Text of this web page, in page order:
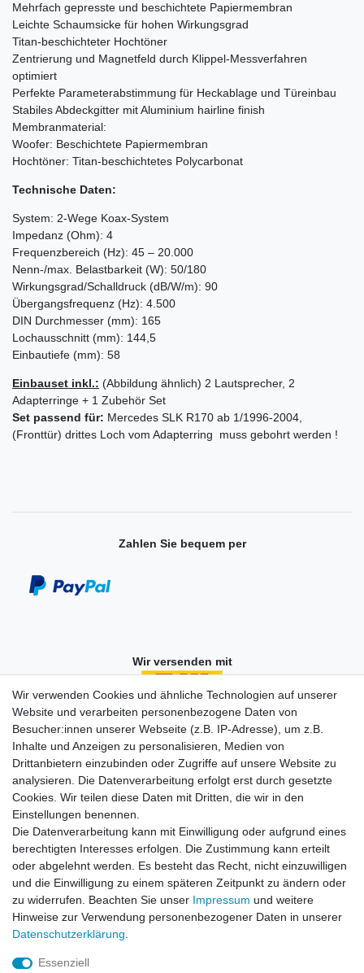
Mehrfach gepresste und beschichtete Papiermembran
Leichte Schaumsicke für hohen Wirkungsgrad
Titan-beschichteter Hochtöner
Zentrierung und Magnetfeld durch Klippel-Messverfahren
optimiert
Perfekte Parameterabstimmung für Heckablage und Türeinbau
Stabiles Abdeckgitter mit Aluminium hairline finish
Membranmaterial:
Woofer: Beschichtete Papiermembran
Hochtöner: Titan-beschichtetes Polycarbonat
Technische Daten:
System: 2-Wege Koax-System
Impedanz (Ohm): 4
Frequenzbereich (Hz): 45 – 20.000
Nenn-/max. Belastbarkeit (W): 50/180
Wirkungsgrad/Schalldruck (dB/W/m): 90
Übergangsfrequenz (Hz): 4.500
DIN Durchmesser (mm): 165
Lochausschnitt (mm): 144,5
Einbautiefe (mm): 58
Einbauset inkl.: (Abbildung ähnlich) 2 Lautsprecher, 2
Adapterringe + 1 Zubehör Set
Set passend für: Mercedes SLK R170 ab 1/1996-2004,
(Fronttür) drittes Loch vom Adapterring muss gebohrt werden !
Zahlen Sie bequem per
Wir versenden mit
Einkaufen
Zahlungsarten
Versandarten & -kosten
Widerrufsrecht
Warenkorb
Zur Kasse
Vertrag widerrufen
Mein Konto
Registrieren
Wir verwenden Cookies und ähnliche Technologien auf unserer
Website und verarbeiten personenbezogene Daten von
Besucher:innen unserer Webseite (z.B. IP-Adresse), um z.B.
Inhalte und Anzeigen zu personalisieren, Medien von
Drittanbietern einzubinden oder Zugriffe auf unsere Website zu
analysieren. Die Datenverarbeitung erfolgt erst durch gesetzte
Cookies. Wir teilen diese Daten mit Dritten, die wir in den
Einstellungen benennen.
Die Datenverarbeitung kann mit Einwilligung oder aufgrund eines
berechtigten Interesses erfolgen. Die Zustimmung kann erteilt
oder abgelehnt werden. Es besteht das Recht, nicht einzuwilligen
und die Einwilligung zu einem späteren Zeitpunkt zu ändern oder
zu widerrufen. Beachten Sie unser Impressum und weitere
Hinweise zur Verwendung personenbezogener Daten in unserer
Daten­schutz­erklärung
Essenziell